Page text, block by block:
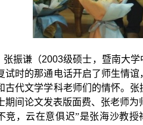
张振谦（2003级硕士，暨南大
试时的那通电话开启了师生情
古代文学学科老师们的情怀。
期间论文发表版面费、张老师为
竞，云在意俱迟”是张海沙教